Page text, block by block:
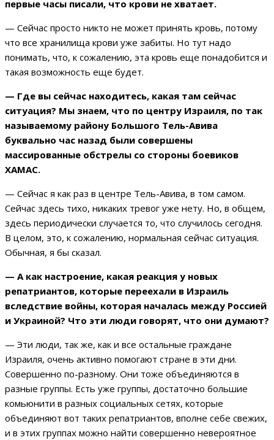
первые часы писали, что крови не хватает.
— Сейчас просто никто не может принять кровь, потому
что все хранилища крови уже забиты. Но тут надо
понимать, что, к сожалению, эта кровь еще понадобится и
такая возможность еще будет.
— Где вы сейчас находитесь, какая там сейчас
ситуация? Мы знаем, что по центру Израиля, по так
называемому району Большого Тель-Авива
буквально час назад были совершены
массированные обстрелы со стороны боевиков
ХАМАС.
— Сейчас я как раз в центре Тель-Авива, в том самом.
Сейчас здесь тихо, никаких тревог уже нету. Но, в общем,
здесь периодически случается то, что случилось сегодня.
В целом, это, к сожалению, нормальная сейчас ситуация.
Обычная, я бы сказал.
— А как настроение, какая реакция у новых
репатриантов, которые переехали в Израиль
вследствие войны, которая началась между Россией
и Украиной? Что эти люди говорят, что они думают?
— Эти люди, так же, как и все остальные граждане
Израиля, очень активно помогают стране в эти дни.
Совершенно по-разному. Они тоже объединяются в
разные группы. Есть уже группы, достаточно большие
комьюнити в разных социальных сетях, которые
объединяют вот таких репатриантов, вполне себе свежих,
и в этих группах можно найти совершенно невероятное